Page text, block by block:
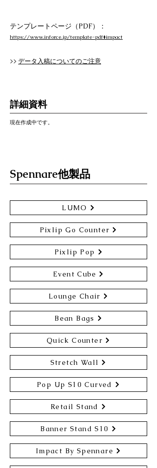
テンプレートページ（PDF）：
https://www.inforce.jp/template-pdf#impact
>> データ入稿についてのご注意
詳細資料
現在作成中です。
Spennare他製品
LUMO
Pixlip Go Counter
Pixlip Pop
Event Cube
Lounge Chair
Bean Bags
Quick Counter
Stretch Wall
Pop Up S10 Curved
Retail Stand
Banner Stand S10
Impact By Spennare